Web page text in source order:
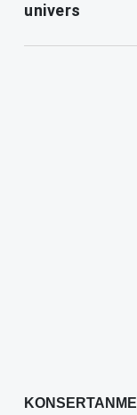
univers